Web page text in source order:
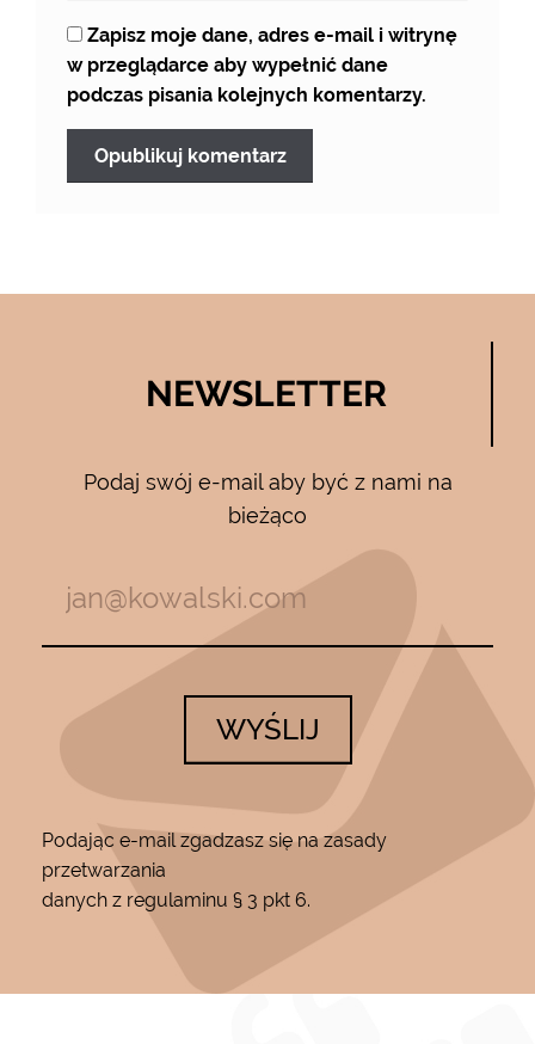
Zapisz moje dane, adres e-mail i witrynę
w przeglądarce aby wypełnić dane
podczas pisania kolejnych komentarzy.
NEWSLETTER
Podaj swój e-mail aby być z nami na
bieżąco
WYŚLIJ
Podając e-mail zgadzasz się na zasady
przetwarzania
danych z regulaminu § 3 pkt 6.